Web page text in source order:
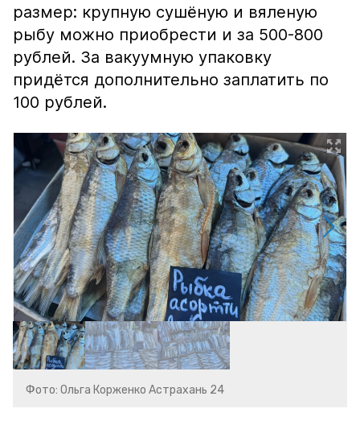
размер: крупную сушёную и вяленую
рыбу можно приобрести и за 500-800
рублей. За вакуумную упаковку
придётся дополнительно заплатить по
100 рублей.
Фото: Ольга Корженко Астрахань 24